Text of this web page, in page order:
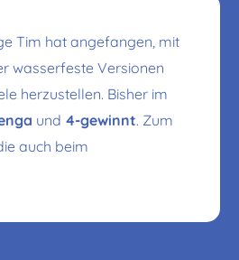
Tim hat angefangen, mit
wasserfeste Versionen
herzustellen. Bisher im
und 4-gewinnt. Zum
auch beim